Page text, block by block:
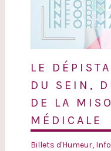
LE
DU SEIN,
DE LA
MÉDICALE
Billets d'Humeur,